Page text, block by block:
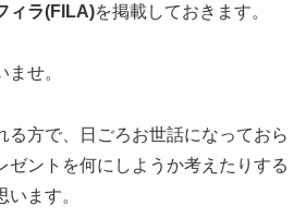
ィラ(FILA)を掲載しておきます。
せ。
る方で、日ごろお世話になっておら
ゼントを何にしようか考えたりする
ます。